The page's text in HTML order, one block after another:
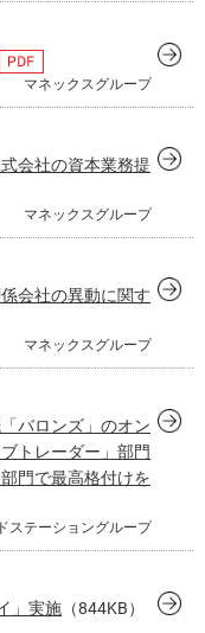
マネックスグループ
会社の資本業務提
マネックスグループ
会社の異動に関す
マネックスグループ
バロンズ」のオン
トレーダー」部門
門で最高格付けを
ステーショングループ
」実施 （844KB）